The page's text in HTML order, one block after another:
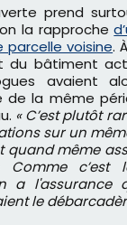
la rapproche
parcelle voisine.
du bâtiment
avaient
de la même
« C’est plutôt
sur un
quand même
Comme c’est
a l'assurance
le